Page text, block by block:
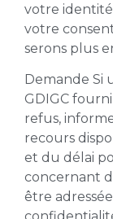
votre
votre
serons plus
Demande Si
GDIGC
refus,
recours
et du délai
concernant
être